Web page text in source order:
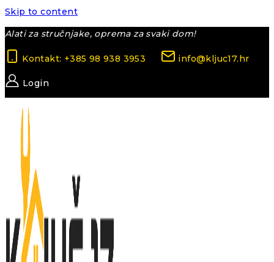
Skip to content
Alati za stručnjake, oprema za svaki dom!
Kontakt: +385 98 938 3953 info@kljuc17.hr
Login